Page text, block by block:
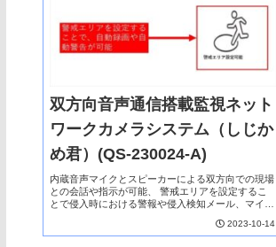
双方向音声通信搭載監視ネット
ワークカメラシステム（しじか
め君）(QS-230024-A)
内蔵音声マイクとスピーカーによる双方向での現場
との会話や指示が可能、 警戒エリアを設定するこ
とで侵入時における警報や侵入検知メール、マイク
社：（株）TM宝剣興業、（株）F・Cガード区
2023-10-14